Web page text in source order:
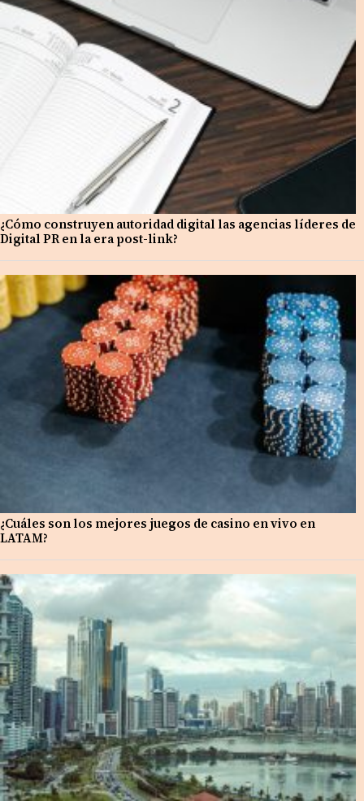
¿Cómo construyen autoridad digital las agencias líderes de
Digital PR en la era post-link?
¿Cuáles son los mejores juegos de casino en vivo en
LATAM?